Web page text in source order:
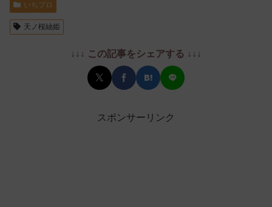
いちプロ
天ノ桜紬姫
↓↓↓ この記事をシェアする ↓↓↓
スポンサーリンク